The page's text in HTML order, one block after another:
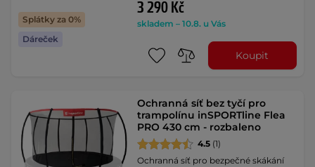
Splátky za 0%
Dáreček
3 290 Kč
skladem – 10.8. u Vás
Koupit
Ochranná síť bez tyčí pro
trampolínu inSPORTline Flea
PRO 430 cm - rozbaleno
4.5 (1)
Ochranná síť pro bezpečné skákání